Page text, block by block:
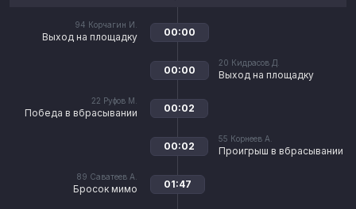
94 Корчагин И.
Выход на площадку 00:00
20 Кидрасов Д.
Выход на площадку
00:00
22 Руфов М.
Победа в вбрасывании 00:02
55 Корнеев А.
Проигрыш в вбрасывании
00:02
89 Саватеев А.
Бросок мимо 01:47